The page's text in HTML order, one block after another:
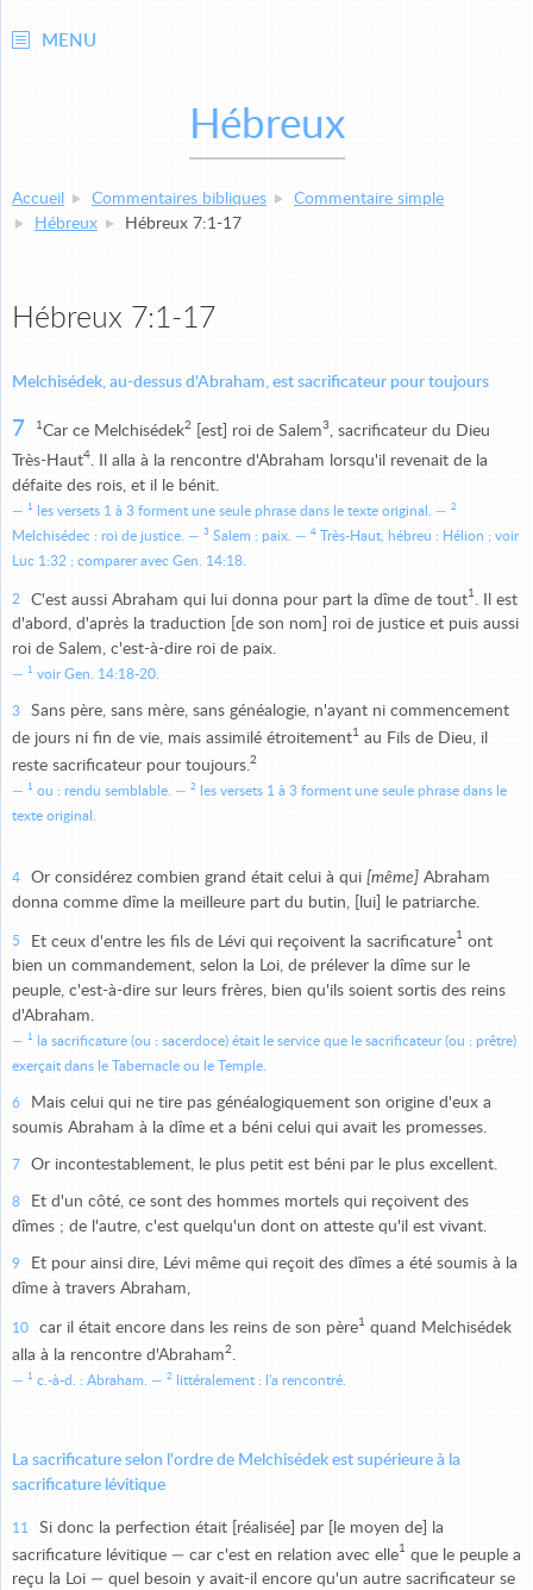
MENU
Hébreux
Accueil Commentaires bibliques
Commentaire simple
Hébreux
Hébreux 7:1-17
Hébreux 7:1-17
Melchisédek, au-dessus d'Abraham, est sacrificateur pour toujours
7 1Car ce Melchisédek2 [est] roi de Salem3, sacrificateur du Dieu
Très-Haut4
. Il alla à la rencontre d'Abraham lorsqu'il revenait de la
défaite des rois, et il le bénit.
1 les versets 1 à 3 forment une seule phrase dans le texte original. 2
Melchisédec : roi de justice. 3 Salem : paix. 4 Très-Haut, hébreu : Hélion ; voir
Luc 1:32 ; comparer avec Gen. 14:18.
2 C'est aussi Abraham qui lui donna pour part la dîme de tout1
. Il est
d'abord, d'après la traduction [de son nom] roi de justice et puis aussi
roi de Salem, c'est-à-dire roi de paix.
1 voir Gen. 14:18-20.
3
Sans père, sans mère, sans généalogie, n'ayant ni commencement
de jours ni fin de vie, mais assimilé étroitement1 au Fils de Dieu, il
reste sacrificateur pour toujours. 2
1 ou : rendu semblable. 2
les versets 1 à 3 forment une seule phrase dans le
texte original.
4 Or considérez combien grand était celui à qui [même] Abraham
donna comme dîme la meilleure part du butin, [lui] le patriarche.
5 Et ceux d'entre les fils de Lévi qui reçoivent la sacrificature1 ont
bien un commandement, selon la Loi, de prélever la dîme sur le
peuple, c'est-à-dire sur leurs frères, bien qu'ils soient sortis des reins
d'Abraham.
1
la sacrificature (ou : sacerdoce) était le service que le sacrificateur (ou : prêtre)
exerçait dans le Tabernacle ou le Temple.
6
Mais celui qui ne tire pas généalogiquement son origine d'eux a
soumis Abraham à la dîme et a béni celui qui avait les promesses.
7 Or incontestablement, le plus petit est béni par le plus excellent.
8
Et d'un côté, ce sont des hommes mortels qui reçoivent des
dîmes ; de l'autre, c'est quelqu'un dont on atteste qu'il est vivant.
9
Et pour ainsi dire, Lévi même qui reçoit des dîmes a été soumis à la
dîme à travers Abraham,
10 car il était encore dans les reins de son père1 quand Melchisédek
alla à la rencontre d'Abraham2
1 c.-à-d. : Abraham. 2 littéralement : l'a rencontré.
La sacrificature selon l'ordre de Melchisédek est supérieure à la
sacrificature lévitique
11
Si donc la perfection était [réalisée] par [le moyen de] la
sacrificature lévitique — car c'est en relation avec elle1 que le peuple a
reçu la Loi — quel besoin y avait-il encore qu'un autre sacrificateur se